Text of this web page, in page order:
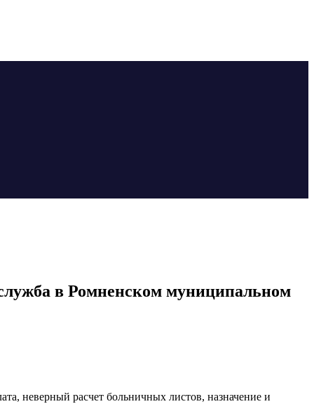
в Ромненском муниципальном
неверный расчет больничных листов, назначение и